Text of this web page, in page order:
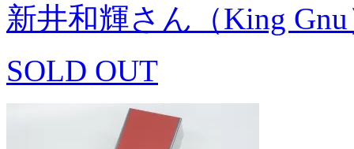
新井和輝さん（King
SOLD OUT